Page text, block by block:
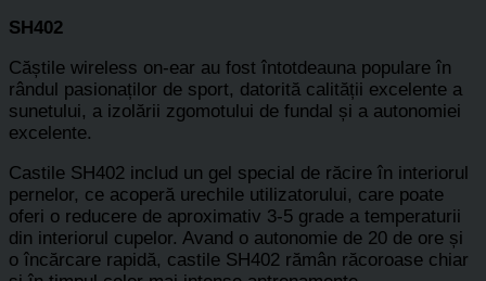
SH402
Căștile wireless on-ear au fost întotdeauna populare în
rândul pasionaților de sport, datorită calității excelente a
sunetului, a izolării zgomotului de fundal și a autonomiei
excelente.
Castile SH402 includ un gel special de răcire în interiorul
pernelor, ce acoperă urechile utilizatorului, care poate
oferi o reducere de aproximativ 3-5 grade a temperaturii
din interiorul cupelor. Avand o autonomie de 20 de ore și
o încărcare rapidă, castile SH402 rămân răcoroase chiar